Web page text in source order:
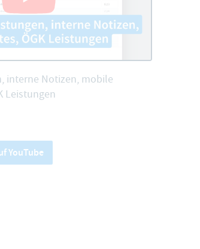
interne Notizen, mobile
Leistungen
YouTube